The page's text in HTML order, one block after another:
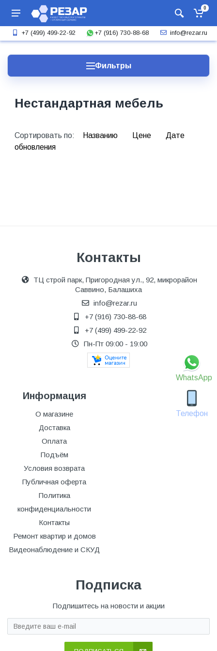
WhatsApp
Телефон
0
+7 (499) 499-22-92 +7 (916) 730-88-68 info@rezar.ru
Фильтры
Нестандартная мебель
Сортировать по: Названию Цене
Дате
обновления
Контакты
ТЦ строй парк, Пригородная ул., 92, микрорайон
Саввино, Балашиха
info@rezar.ru
+7 (916) 730-88-68
+7 (499) 499-22-92
Пн-Пт 09:00 - 19:00
Информация
О магазине
Доставка
Оплата
Подъём
Условия возврата
Публичная оферта
Политика
конфиденциальности
Контакты
Ремонт квартир и домов
Видеонаблюдение и СКУД
Подписка
Подпишитесь на новости и акции